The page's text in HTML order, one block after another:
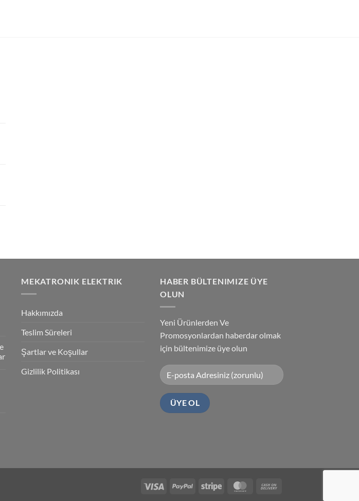
MEKATRONIK ELEKTRIK
Hakkımızda
Teslim Süreleri
Şartlar ve Koşullar
Gizlilik Politikası
HABER BÜLTENIMIZE ÜYE
OLUN
Yeni Ürünlerden Ve
Promosyonlardan haberdar olmak
için bültenimize üye olun
Visa PayPal Stripe MasterCard